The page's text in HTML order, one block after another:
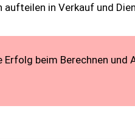
in Verkauf und
beim Berechnen und